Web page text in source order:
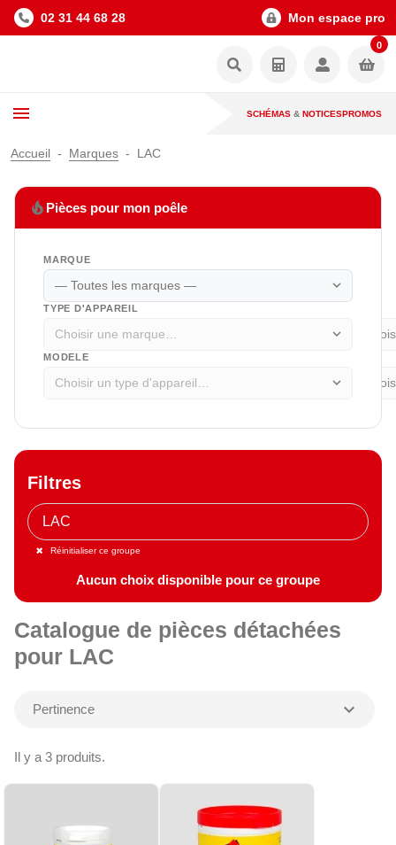
02 31 44 68 28 Mon espace pro
0
SCHÉMAS & NOTICESPROMOS
Accueil Marques LAC
local_fire_department Pièces pour mon poêle
MARQUE
expand_more
TYPE D'APPAREIL
expand_more
MODELE
expand_more
Filtres
Réinitialiser ce groupe
Aucun choix disponible pour ce groupe
Catalogue de pièces détachées
pour LAC
Il y a 3 produits.
Pertinence expand_more